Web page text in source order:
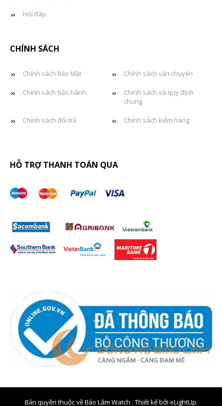
Hỏi đáp
CHÍNH SÁCH
Chính sách Bảo Mật Chính sách vận chuyển
Chính sách bảo hành
Chính sách và quy định
chung
Chính sách đổi trả Chính sách kiểm hàng
HỖ TRỢ THANH TOÁN QUA
Bản quyền thuộc về Bảo Lâm Watch . Thiết kế bởi eLightUp.